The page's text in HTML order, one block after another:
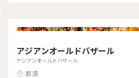
アジアンオールドバザール
アジアンオールドバザール
那須